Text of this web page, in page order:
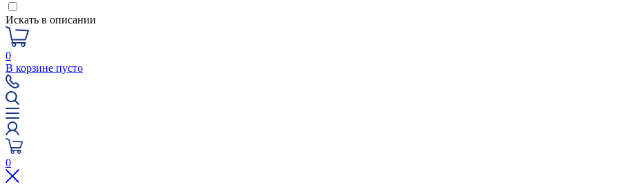
Искать в описании
0
В корзине пусто
0